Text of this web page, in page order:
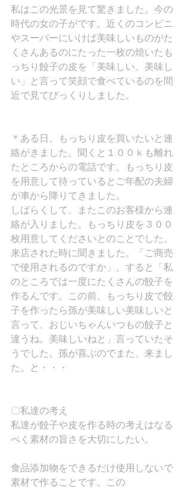
私はこの光景を見て驚きました。今の
時代の女の子がです。近くのコンビニ
やスーパーにいけば美味しいものがた
くさんあるのにたった一枚の焼いたも
っちり餃子の皮を「美味しい、美味し
い」と言って笑顔で食べているのを間
近で見てびっくりしました。
＊ある日、もっちり皮を買いたいと連
絡がきました。聞くと１００ｋも離れ
たところからの電話です。もっちり皮
を用意して待っているとご年配の夫婦
が車から降りてきました。
しばらくして、またこのお客様から連
絡が入りました。もっちり皮を３００
枚用意してくださいとのことでした。
来店された時に聞きました。「ご商売
で使用されるのですか」。すると「私
のところでは一度にたくさんの餃子を
作るんです。この前、もっちり皮で餃
子を作ったら孫が美味しい美味しいと
言って、おじいちゃんいつもの餃子と
違うね。美味しいねと」言っていたそ
うでした。孫が喜ぶのでまた、来まし
た。と・・・
〇私達の考え
私達が餃子や皮を作る時の考えはなる
べく素材の旨さを大切にしたい。
食品添加物をできるだけ使用しないで
素材で作ることです。この